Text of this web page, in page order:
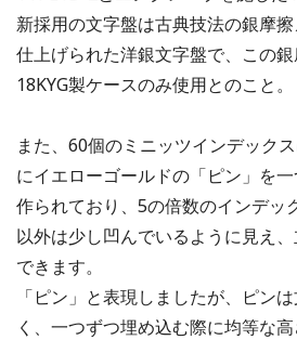
新採用の文字盤は古典技法の銀摩
仕上げられた洋銀文字盤で、この
18KYG製ケースのみ使用とのこと。
また、60個のミニッツインデック
にイエローゴールドの「ピン」を
作られており、5の倍数のインデッ
以外は少し凹んでいるように見え
できます。
「ピン」と表現しましたが、ピン
く、一つずつ埋め込む際に均等な